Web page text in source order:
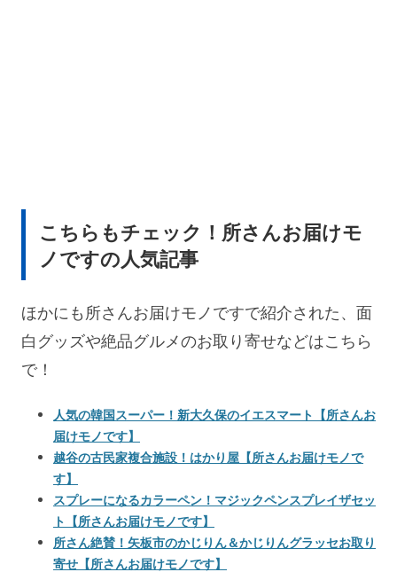
こちらもチェック！所さんお届けモ
ノですの人気記事
ほかにも所さんお届けモノですで紹介された、面
白グッズや絶品グルメのお取り寄せなどはこちら
で！
人気の韓国スーパー！新大久保のイエスマート【所さんお
届けモノです】
越谷の古民家複合施設！はかり屋【所さんお届けモノで
す】
スプレーになるカラーペン！マジックペンスプレイザセッ
ト【所さんお届けモノです】
所さん絶賛！矢板市のかじりん＆かじりんグラッセお取り
寄せ【所さんお届けモノです】